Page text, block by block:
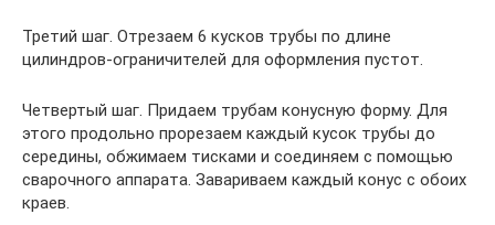
Третий шаг. Отрезаем 6 кусков трубы по длине
цилиндров-ограничителей для оформления пустот.
Четвертый шаг. Придаем трубам конусную форму. Для
этого продольно прорезаем каждый кусок трубы до
середины, обжимаем тисками и соединяем с помощью
сварочного аппарата. Завариваем каждый конус с обоих
краев.